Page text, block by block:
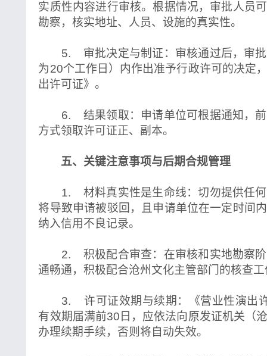
实质性内容进行审核。根据情况，审批人员
勘察，核实地址、人员、设施的真实性。
5. 审批决定与制证：审核通过后，审批
为20个工作日）内作出准予行政许可的决定
出许可证》。
6. 结果领取：申请单位可根据通知，前
方式领取许可证正、副本。
五、关键注意事项与后期合规管理
1. 材料真实性是生命线：切勿提供任何
将导致申请被驳回，且申请单位在一定时间
纳入信用不良记录。
2. 积极配合审查：在审核和实地勘察阶
通畅通，积极配合沧州文化主管部门的核查
3. 许可证效期与续期：《营业性演出许
有效期届满前30日，应依法向原发证机关（
办理续期手续，否则将自动失效。